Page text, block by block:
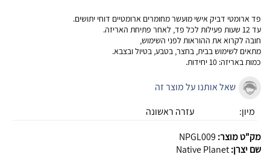
פד ארומטי דביק אישי מועשר מחומרים ארומטיים דוחי יתושים.
עד 12 שעות פעילות לכל פד, לאחר פתיחת האריזה.
חובה לקרוא את ההוראות לפני השימוש,
מתאים לשימוש בבית, בחצר, בטבע, בטיול ובצבא.
כמות באריזה: 10 יחידות.
שאל אותנו על מוצר זה
מיון:
עזרה ראשונה
מק"ט מוצר: NPGL009
שם יצרן:Native Planet